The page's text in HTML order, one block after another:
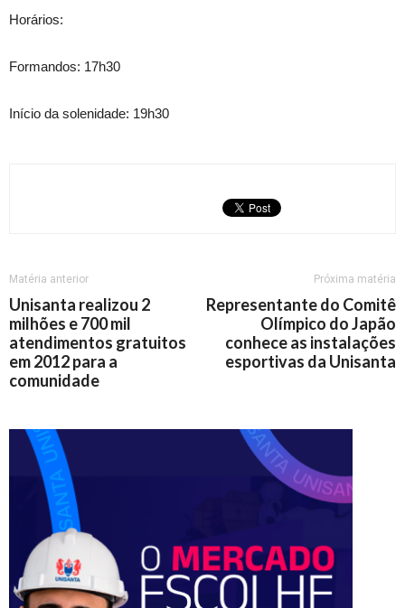
Horários:
Formandos: 17h30
Início da solenidade: 19h30
Matéria anterior
Unisanta realizou 2
milhões e 700 mil
atendimentos gratuitos
em 2012 para a
comunidade
Próxima matéria
Representante do Comitê
Olímpico do Japão
conhece as instalações
esportivas da Unisanta